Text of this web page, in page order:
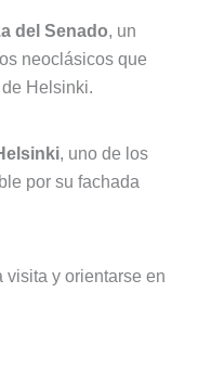
del Senado, un
neoclásicos que
Helsinki.
, uno de los
por su fachada
visita y orientarse en